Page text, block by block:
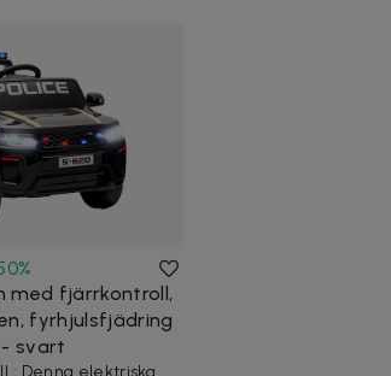
%
med fjärrkontroll,
fyrhjulsfjädring
svart
Denna elektriska